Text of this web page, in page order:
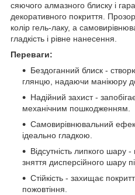
сяючого алмазного блиску і
декоративного покриття.
колір гель-лаку, а
гладкість і рівне нанесення.
Переваги:
Бездоганний блиск -
глянцю, надаючи манікюру
Надійний захист -
механічним пошкодженням.
Самовирівнювальний
ідеально гладкою.
Відсутність липкого шару
зняття дисперсійного шару
Стійкість - захищає
пожовтіння.